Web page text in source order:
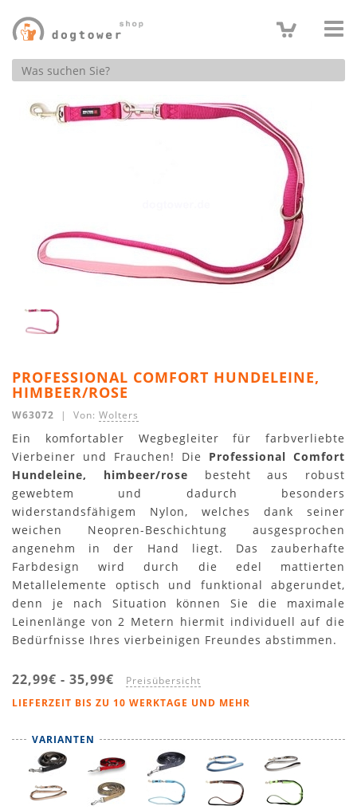
Produktsuche
PROFESSIONAL COMFORT HUNDELEINE,
HIMBEER/ROSE
W63072 | Von: Wolters
Ein komfortabler Wegbegleiter für farbverliebte
Vierbeiner und Frauchen! Die Professional Comfort
Hundeleine, himbeer/rose besteht aus robust
gewebtem und dadurch besonders
widerstandsfähigem Nylon, welches dank seiner
weichen Neopren-Beschichtung ausgesprochen
angenehm in der Hand liegt. Das zauberhafte
Farbdesign wird durch die edel mattierten
Metallelemente optisch und funktional abgerundet,
denn je nach Situation können Sie die maximale
Leinenlänge von 2 Metern hiermit individuell auf die
Bedürfnisse Ihres vierbeinigen Freundes abstimmen.
22,99€ - 35,99€ Preisübersicht
LIEFERZEIT BIS ZU 10 WERKTAGE UND MEHR
VARIANTEN